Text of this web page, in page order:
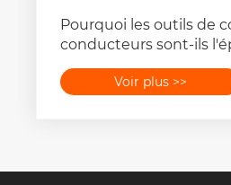
Pourquoi les outils de
conducteurs sont-ils
électriques ?
Voir plus >>